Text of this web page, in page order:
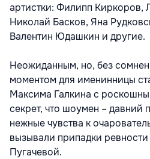
артистки: Филипп Киркоров,
Николай Басков, Яна
Валентин Юдашкин и другие.
Неожиданным, но, без
моментом для именинницы
Максима Галкина с
секрет, что шоумен – давний
нежные чувства к
вызывали припадки
Пугачевой.